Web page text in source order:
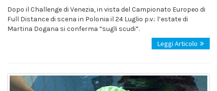
Dopo il Challenge di Venezia, in vista del Campionato Europeo di
Full Distance di scena in Polonia il 24 Luglio p.v.: l’estate di
Martina Dogana si conferma “sugli scudi”.
Leggi Articolo